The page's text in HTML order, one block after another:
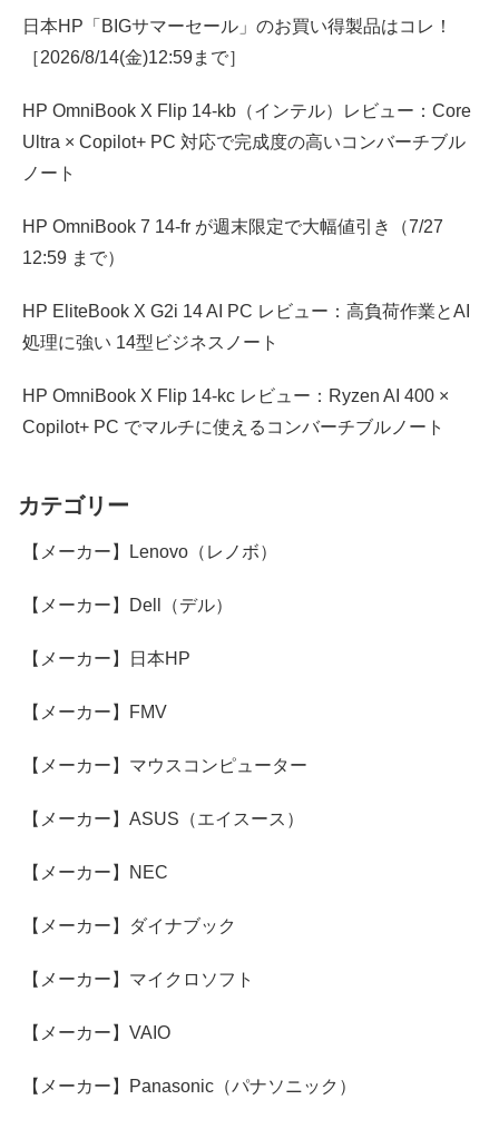
日本HP「BIGサマーセール」のお買い得製品はコレ！
［2026/8/14(金)12:59まで］
HP OmniBook X Flip 14-kb（インテル）レビュー：Core
Ultra × Copilot+ PC 対応で完成度の高いコンバーチブル
ノート
HP OmniBook 7 14-fr が週末限定で大幅値引き（7/27
12:59 まで）
HP EliteBook X G2i 14 AI PC レビュー：高負荷作業とAI
処理に強い 14型ビジネスノート
HP OmniBook X Flip 14-kc レビュー：Ryzen AI 400 ×
Copilot+ PC でマルチに使えるコンバーチブルノート
カテゴリー
【メーカー】Lenovo（レノボ）
【メーカー】Dell（デル）
【メーカー】日本HP
【メーカー】FMV
【メーカー】マウスコンピューター
【メーカー】ASUS（エイスース）
【メーカー】NEC
【メーカー】ダイナブック
【メーカー】マイクロソフト
【メーカー】VAIO
【メーカー】Panasonic（パナソニック）